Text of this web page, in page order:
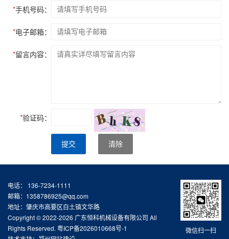
*手机号码：
*电子邮箱：
*留言内容：
*验证码：
提交 清除
微信扫一扫
电话： 136-7234-1111
邮箱：1358786925@qq.com
地址：肇庆市高要区白土镇文华路
Copyright © 2022-2026 广东恒科机械设备有限公司 All
Rights Reserved. 粤ICP备2026010668号-1